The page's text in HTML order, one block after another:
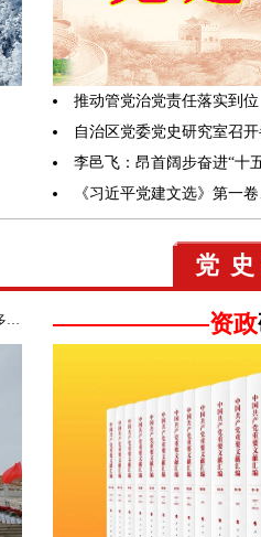
推动管党治党责任落实到位
自治区党委党史研究室召
李邑飞：昂首阔步奋进“十
《习近平党建文选》第一
党
… 资政